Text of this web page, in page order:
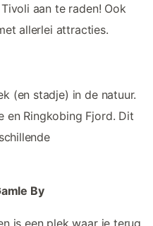
aan te raden! Ook
allerlei attracties.
(en stadje) in de natuur.
en Ringkobing Fjord. Dit
By
is een plek waar je terug